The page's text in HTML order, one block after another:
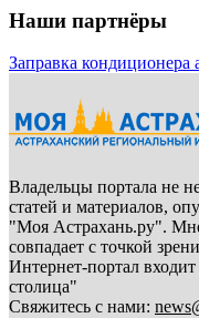
Наши партнёры
Заправка кондиционера
Владельцы портала не
статей и материалов,
"Моя Астрахань.ру".
совпадает с точкой
Интернет-портал
столица"
Свяжитесь с нами: